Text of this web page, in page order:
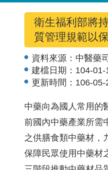
衛生福利部將
質管理規範以
資料來源： 中醫藥司
建檔日期： 104-01-
更新時間： 106-05-
中藥向為國人常用的
前國內中藥產業所需
之供膳食類中藥材，
保障民眾使用中藥材